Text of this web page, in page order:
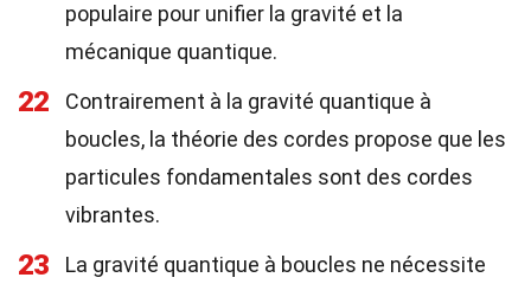
populaire pour unifier la gravité et la
mécanique quantique.
22
Contrairement à la gravité quantique à
boucles, la théorie des cordes propose que les
particules fondamentales sont des cordes
vibrantes.
23
La gravité quantique à boucles ne nécessite